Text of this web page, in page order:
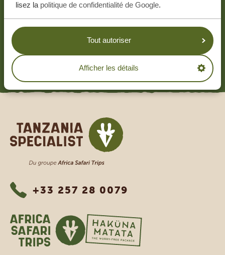
lisez la politique de confidentialité de Google.
Tout autoriser
Afficher les détails
SPECIALIST
4.9/5
Basé sur4880+ avis
EN LIRE PLUS
Tanzania Specialist
+33 257 28 0079